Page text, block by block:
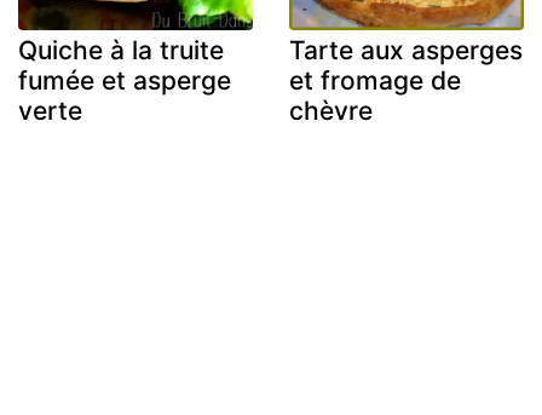
Quiche à la truite
fumée et asperge
verte
Tarte aux asperges
et fromage de
chèvre